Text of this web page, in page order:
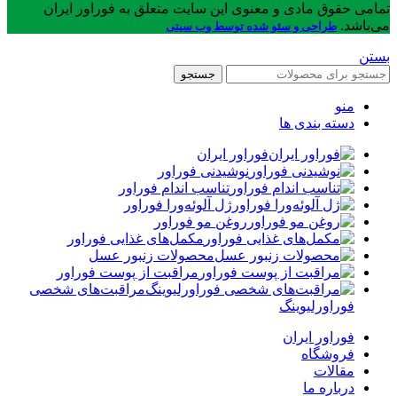
تمامی حقوق مادی و معنوی این سایت متعلق به فوراور ایران
می‌باشد. طراحی و سئو شده توسط وب سیتی
بستن
جستجو
منو
دسته بندی ها
فوراور ایران
نوشیدنی فوراور
تناسب اندام فوراور
ژل آلوئه‌ورا فوراور
روغن مو فوراور
مکمل‌های غذایی فوراور
محصولات زنبور عسل
مراقبت از پوست فوراور
مراقبت‌های شخصی
فوراورلیوینگ
فوراور ایران
فروشگاه
مقالات
درباره ما